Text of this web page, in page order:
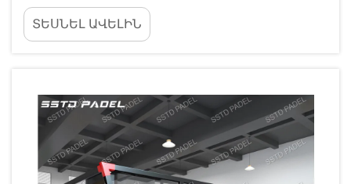
փինգ փոնգը դարձել է շատ տարածված
տերմին, որը հիմնականում միավորում է
սովորական թենիսի և փինգ փոնգի հին
այն է, որ սկզբում, ինչպես օրինակ...
ՏԵՍՆԵԼ ԱՎԵԼԻՆ